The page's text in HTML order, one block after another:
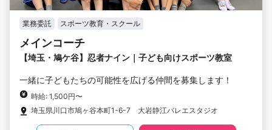
業務委託 スポーツ教育・スクール
メインコーチ
【埼玉・鳩ケ谷】忍者ナイン｜子ども向けスポーツ教室
一緒に子どもたちの可能性を広げる仲間を募集します！
時給: 1,500円〜
埼玉県川口市鳩ヶ谷本町1-6-7 大岩静江バレエスタジオ